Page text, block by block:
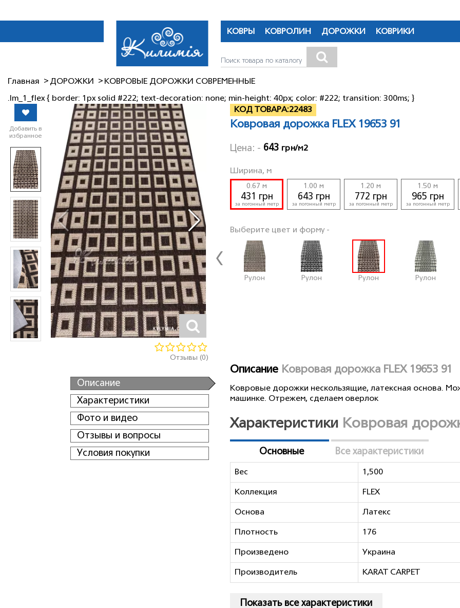
КОВРЫ КОВРОЛИН ДОРОЖКИ КОВРИКИ
Главная ДОРОЖКИ КОВРОВЫЕ ДОРОЖКИ СОВРЕМЕННЫЕ
Якою мовою бажаєте продовжити перегляд сайту?
.lm_1_flex { border: 1px solid #222; text-decoration: none; min-height: 40px; color: #222; transition: 300ms; }
Добавить в
избранное
Отзывы (0)
Описание
Характеристики
Фото и видео
Отзывы и вопросы
Условия покупки
КОД ТОВАРА:22483
Ковровая дорожка FLEX 19653 91
Цена: - 643 грн/м2
Ширина, м
0.67 м
431 грн
за погонный метр
1.00 м
643 грн
за погонный метр
1.20 м
772 грн
за погонный метр
1.50 м
965 грн
за погонный метр
Выберите цвет и форму -
Рулон Рулон Рулон Рулон
Описание Ковровая дорожка FLEX 19653 91
Ковровые дорожки нескользящие, латексная основа.
машинке. Отрежем, сделаем оверлок
Характеристики Ковровая
Основные Все характеристики
Вес 1,500
Коллекция FLEX
Основа Латекс
Плотность 176
Произведено Украина
Производитель KARAT CARPET
Показать все характеристики